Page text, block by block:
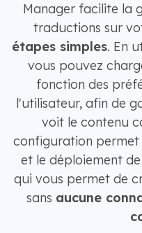
Manager facilite la
traductions sur
étapes simples. En
vous pouvez
fonction des
l'utilisateur, afin de
voit le contenu
configuration
et le déploiement
qui vous permet de
sans aucune